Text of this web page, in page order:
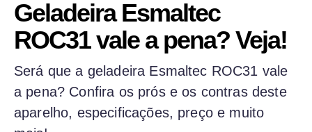
Geladeira Esmaltec
ROC31 vale a pena? Veja!
Será que a geladeira Esmaltec ROC31 vale
a pena? Confira os prós e os contras deste
aparelho, especificações, preço e muito